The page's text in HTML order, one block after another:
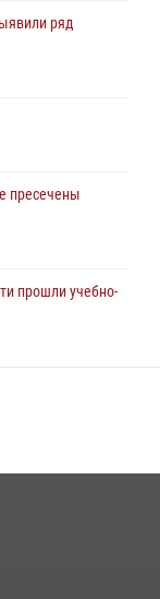
ряд
пресечены
прошли учебно-